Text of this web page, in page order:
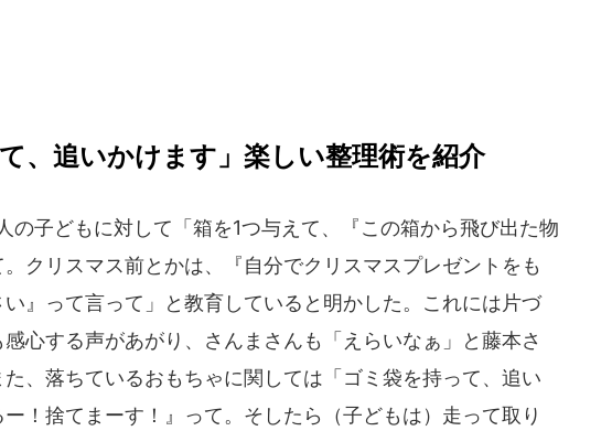
、追いかけます」楽しい整理術を紹介
の子どもに対して「箱を1つ与えて、『この箱から飛び出た物
クリスマス前とかは、『自分でクリスマスプレゼントをも
』って言って」と教育していると明かした。これには片づ
心する声があがり、さんまさんも「えらいなぁ」と藤本さ
、落ちているおもちゃに関しては「ゴミ袋を持って、追い
！捨てまーす！』って。そしたら（子どもは）走って取り